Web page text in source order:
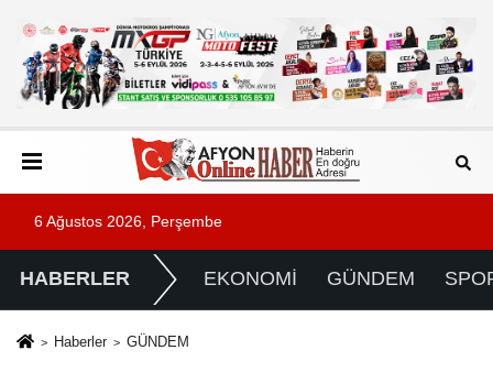
6 Ağustos 2026, Perşembe
HABERLER EKONOMİ GÜNDEM
Haberler GÜNDEM